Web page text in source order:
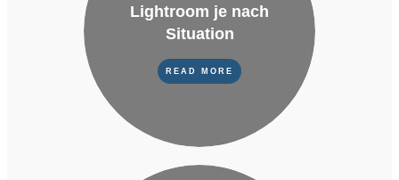
Lightroom je nach
Situation
READ MORE